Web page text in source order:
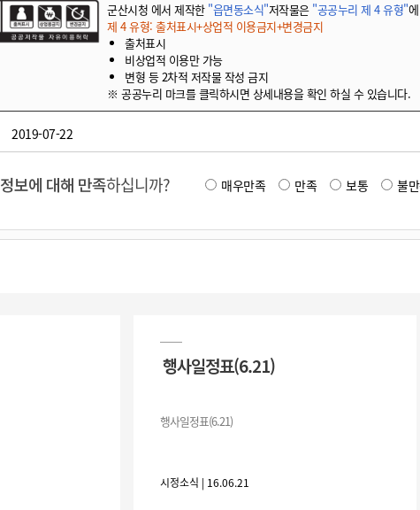
군산시청 에서 제작한 "읍면동소식"저작물은 "공공누리 제 4 유형"
제 4 유형: 출처표시+상업적 이용금지+변경금지
출처표시
비상업적 이용만 가능
변형 등 2차적 저작물 작성 금지
※ 공공누리 마크를 클릭하시면 상세내용을 확인 하실 수 있습니다.
2019-07-22
정보에 대해 만족하십니까? 매우만족 만족 보통 불
행사일정표(6.21)
행사일정표(6.21)
시정소식 | 16.06.21